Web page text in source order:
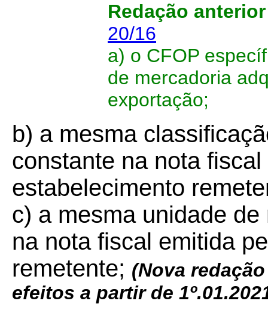
Redação
20/16
a) o CFOP
de mercadoria
exportação;
b) a mesma
constante na nota
estabelecimento
c) a mesma unidade
na nota fiscal emitida
remetente; (Nova
efeitos a partir de